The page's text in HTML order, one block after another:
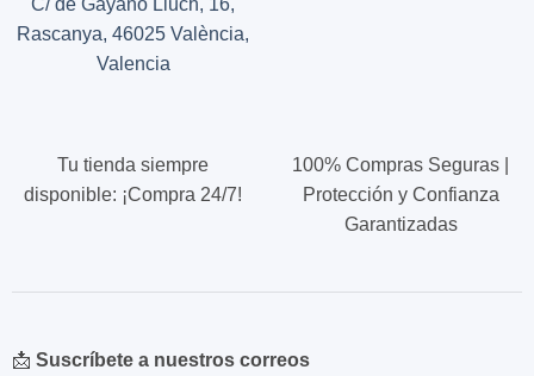
página
Rascanya, 46025 València,
Valencia
Tu tienda siempre
disponible: ¡Compra 24/7!
100% Compras Seguras |
Protección y Confianza
Garantizadas
📩 Suscríbete a nuestros correos